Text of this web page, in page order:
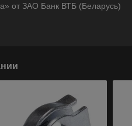
от ЗАО Банк ВТБ (Беларусь)